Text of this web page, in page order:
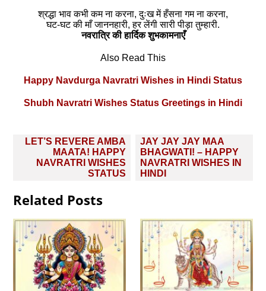
श्रद्धा भाव कभी कम ना करना, दुःख में हँसना गम ना करना,
घट-घट की माँ जाननहारी, हर लेंगी सारी पीड़ा तुम्हारी.
नवरात्रि की हार्दिक शुभकामनाएँ
Also Read This
Happy Navdurga Navratri Wishes in Hindi Status
Shubh Navratri Wishes Status Greetings in Hindi
Post
navigation
LET’S REVERE AMBA
MAATA! HAPPY
NAVRATRI WISHES
STATUS
JAY JAY JAY MAA
BHAGWATI! – HAPPY
NAVRATRI WISHES IN
HINDI
Related Posts